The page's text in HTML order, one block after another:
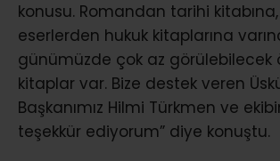
konusu. Romandan tarihi
eserlerden hukuk kitaplarına
günümüzde çok az görülebilecek
kitaplar var. Bize destek veren
Başkanımız Hilmi Türkmen ve
teşekkür ediyorum” diye konuştu.